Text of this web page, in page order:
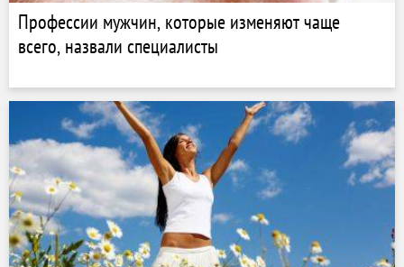
Профессии мужчин, которые изменяют чаще
всего, назвали специалисты